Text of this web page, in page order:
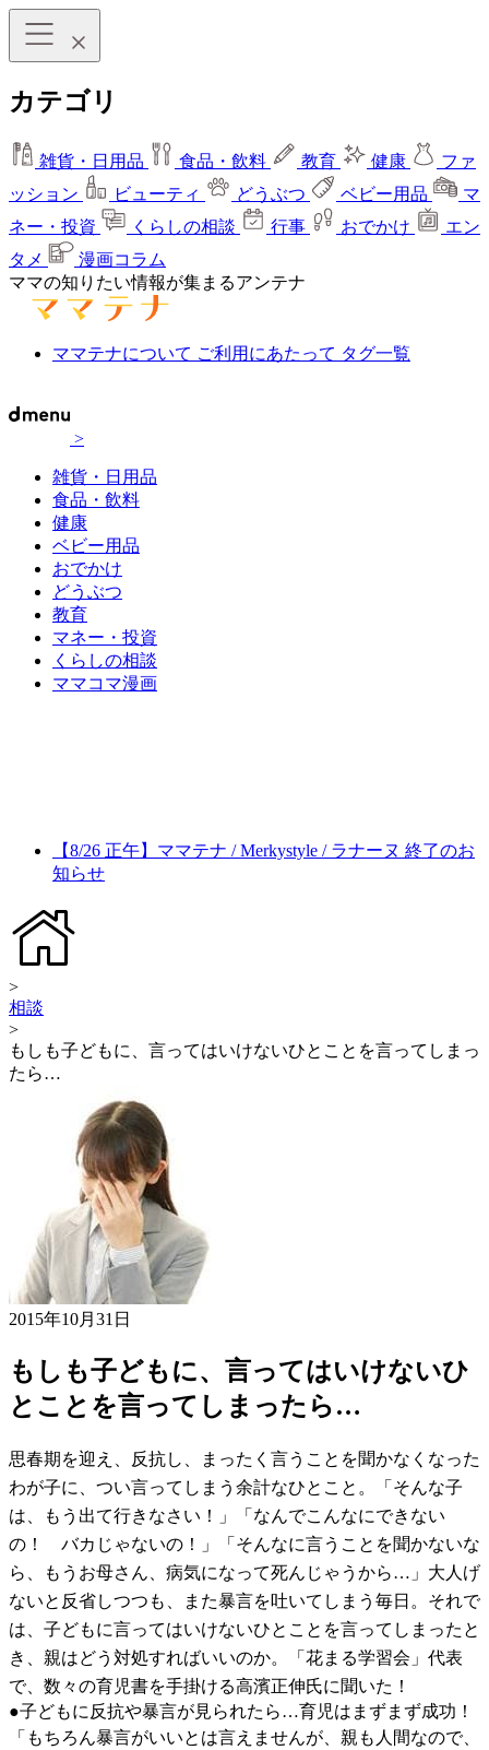
カテゴリ
雑貨・日用品 食品・飲料 教育 健康
ファ
ッション
ビューティ どうぶつ ベビー用品
マ
ネー・投資
くらしの相談 行事 おでかけ
エン
タメ
漫画コラム
ママの知りたい情報が集まるアンテナ
ママテナについて ご利用にあたって タグ一覧
>
雑貨・日用品
食品・飲料
健康
ベビー用品
おでかけ
どうぶつ
教育
マネー・投資
くらしの相談
ママコマ漫画
【8/26 正午】ママテナ / Merkystyle / ラナーヌ 終了のお
知らせ
>
相談
>
もしも子どもに、言ってはいけないひとことを言ってしまっ
たら…
2015年10月31日
もしも子どもに、言ってはいけないひ
とことを言ってしまったら…
思春期を迎え、反抗し、まったく言うことを聞かなくなった
わが子に、つい言ってしまう余計なひとこと。「そんな子
は、もう出て行きなさい！」「なんでこんなにできない
の！ バカじゃないの！」「そんなに言うことを聞かないな
ら、もうお母さん、病気になって死んじゃうから…」大人げ
ないと反省しつつも、また暴言を吐いてしまう毎日。それで
は、子どもに言ってはいけないひとことを言ってしまったと
き、親はどう対処すればいいのか。「花まる学習会」代表
で、数々の育児書を手掛ける高濱正伸氏に聞いた！
●子どもに反抗や暴言が見られたら…育児はまずまず成功！
「もちろん暴言がいいとは言えませんが、親も人間なので、